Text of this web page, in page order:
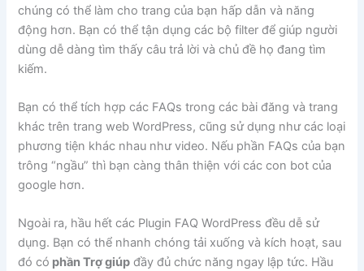
chúng có thể làm cho trang của bạn hấp dẫn và năng
động hơn. Bạn có thể tận dụng các bộ filter để giúp người
dùng dễ dàng tìm thấy câu trả lời và chủ đề họ đang tìm
kiếm.
Bạn có thể tích hợp các FAQs trong các bài đăng và trang
khác trên trang web WordPress, cũng sử dụng như các loại
phương tiện khác nhau như video. Nếu phần FAQs của bạn
trông “ngầu” thì bạn càng thân thiện với các con bot của
google hơn.
Ngoài ra, hầu hết các Plugin FAQ WordPress đều dễ sử
dụng. Bạn có thể nhanh chóng tải xuống và kích hoạt, sau
đó có phần Trợ giúp đầy đủ chức năng ngay lập tức. Hầu